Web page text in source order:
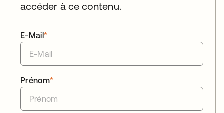
accéder à ce contenu.
*
E-Mail
*
Prénom